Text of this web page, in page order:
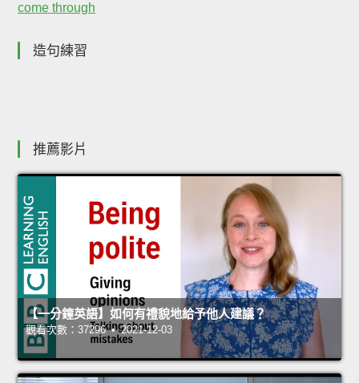
come through
造句練習
推薦影片
【一分鐘英語】如何有禮貌地給予他人建議？
觀看次數：37296 • 2021-12-03